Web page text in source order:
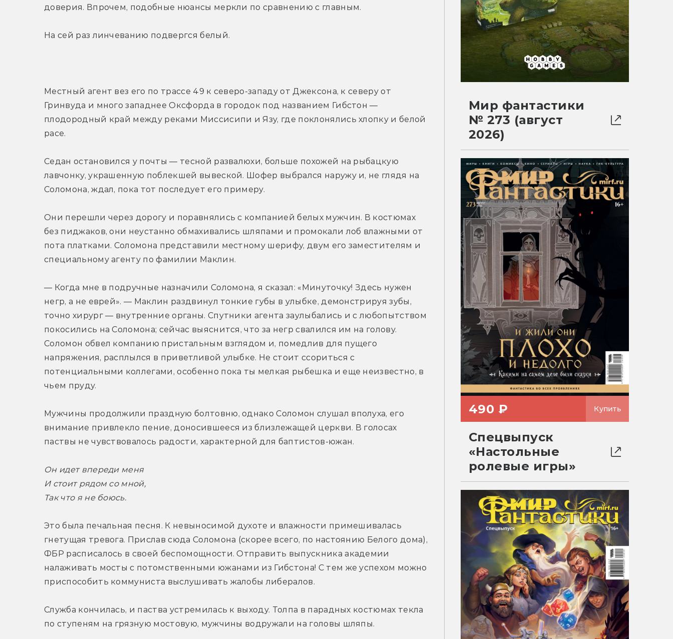
доверия. Впрочем, подобные нюансы меркли по сравнению с главным.
На сей раз линчеванию подвергся белый.
Местный агент вез его по трассе 49 к северо-западу от Джексона, к северу от
Гринвуда и много западнее Оксфорда в городок под названием Гибстон —
плодородный край между реками Миссисипи и Язу, где поклонялись хлопку и белой
расе.
Седан остановился у почты — тесной развалюхи, больше похожей на рыбацкую
лавчонку, украшенную поблекшей вывеской. Шофер выбрался наружу и, не глядя на
Соломона, ждал, пока тот последует его примеру.
Они перешли через дорогу и поравнялись с компанией белых мужчин. В костюмах
без пиджаков, они неустанно обмахивались шляпами и промокали лоб влажными от
пота платками. Соломона представили местному шерифу, двум его заместителям и
специальному агенту по фамилии Маклин.
— Когда мне в подручные назначили Соломона, я сказал: «Минуточку! Здесь нужен
негр, а не еврей». — Маклин раздвинул тонкие губы в улыбке, демонстрируя зубы,
точно хирург — внутренние органы. Спутники агента заулыбались и с любопытством
покосились на Соломона; сейчас выяснится, что за негр свалился им на голову.
Соломон обвел компанию пристальным взглядом и, помедлив для пущего
напряжения, расплылся в приветливой улыбке. Не стоит ссориться с
потенциальными коллегами, особенно пока ты мелкая рыбешка и еще неизвестно, в
чьем пруду.
Мужчины продолжили праздную болтовню, однако Соломон слушал вполуха, его
внимание привлекло пение, доносившееся из близлежащей церкви. В голосах
паствы не чувствовалось радости, характерной для баптистов-южан.
Он идет впереди меня
И стоит рядом со мной,
Так что я не боюсь.
Это была печальная песня. К невыносимой духоте и влажности примешивалась
гнетущая тревога. Прислав сюда Соломона (скорее всего, по настоянию Белого дома),
ФБР расписалось в своей беспомощности. Отправить выпускника академии
налаживать мосты с потомственными южанами из Гибстона! С тем же успехом можно
приспособить коммуниста выслушивать жалобы либералов.
Служба кончилась, и паства устремилась к выходу. Толпа в парадных костюмах текла
по ступеням на грязную мостовую, мужчины водружали на головы шляпы.
Мир фантастики
№ 273 (август
2026)
490 ₽ Купить
Спецвыпуск
«Настольные
ролевые игры»